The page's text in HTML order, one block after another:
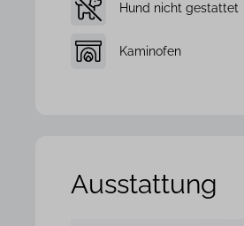
Hund nicht gestattet
Kaminofen
Ausstattung